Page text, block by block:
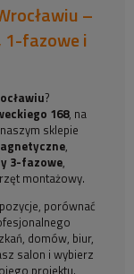
–
1-fazowe i
?
168, na
sklepie
,
3-fazowe,
montażowy.
porównać
domów, biur,
salon i wybierz